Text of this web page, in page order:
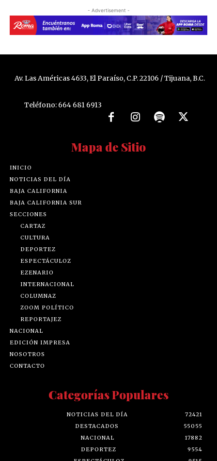
- Advertisement -
Av. Las Américas 4633, El Paraíso, C.P. 22106 / Tijuana, B.C.
Teléfono: 664 681 6913
Mapa de Sitio
INICIO
NOTICIAS DEL DÍA
BAJA CALIFORNIA
BAJA CALIFORNIA SUR
SECCIONES
CARTAZ
CULTURA
DEPORTEZ
ESPECTÁCULOZ
EZENARIO
INTERNACIONAL
COLUMNAZ
ZOOM POLÍTICO
REPORTAJEZ
NACIONAL
EDICIÓN IMPRESA
NOSOTROS
CONTACTO
Categorías Populares
NOTICIAS DEL DÍA
72421
DESTACADOS
55055
NACIONAL
17882
DEPORTEZ
9554